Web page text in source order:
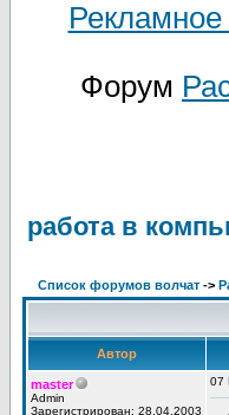
Рекламное
Форум
работа в
Список форумов волчат ->
Автор
master
Admin
Зарегистрирован: 28.04.2003
07